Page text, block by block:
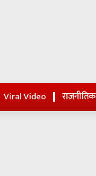
Viral Video राजनीतिक